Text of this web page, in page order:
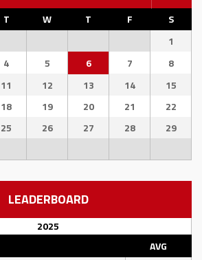
T W T F
S
1
4 5 6 7
8
11 12 13 14
15
18 19 20 21
22
25 26 27 28
29
LEADERBOARD
2025
AVG